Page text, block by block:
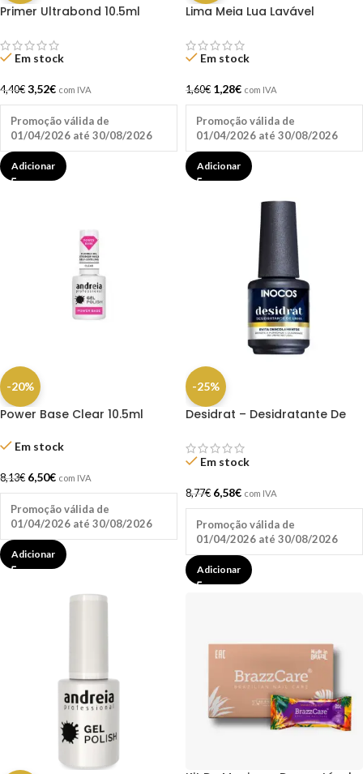
Primer Ultrabond 10.5ml
Em stock
4,40€ 3,52€ com IVA
Promoção válida de
01/04/2026 até 30/08/2026
Adicionar
Lima Meia Lua Lavável
Andreia
Em stock
1,60€ 1,28€ com IVA
Promoção válida de
01/04/2026 até 30/08/2026
Adicionar
-20%
Power Base Clear 10.5ml
Em stock
8,13€ 6,50€ com IVA
Promoção válida de
01/04/2026 até 30/08/2026
Adicionar
-25%
Desidrat – Desidratante De
Em stock
8,77€ 6,58€ com IVA
Promoção válida de
01/04/2026 até 30/08/2026
Adicionar